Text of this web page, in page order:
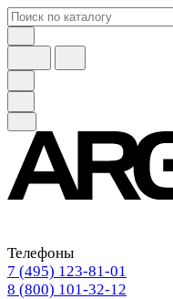
Телефоны
7 (495) 123-81-01
8 (800) 101-32-12